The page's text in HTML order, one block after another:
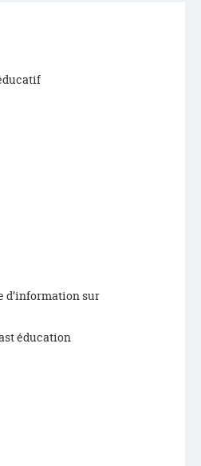
d’information sur
éducation